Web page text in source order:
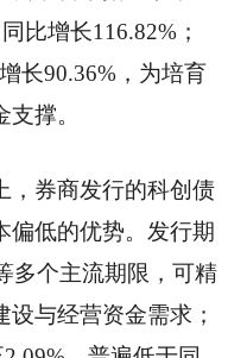
比增长116.82%；
长90.36%，为培育
撑。
，券商发行的科创债
偏低的优势。发行期
多个主流期限，可精
与经营资金需求；